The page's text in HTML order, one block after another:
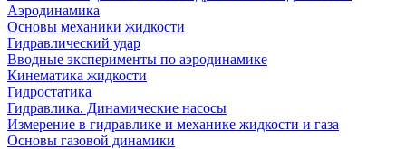
Аэродинамика
Основы механики жидкости
Гидравлический удар
Вводные эксперименты по аэродинамике
Кинематика жидкости
Гидростатика
Гидравлика. Динамические насосы
Измерение в гидравлике и механике жидкости и газа
Основы газовой динамики